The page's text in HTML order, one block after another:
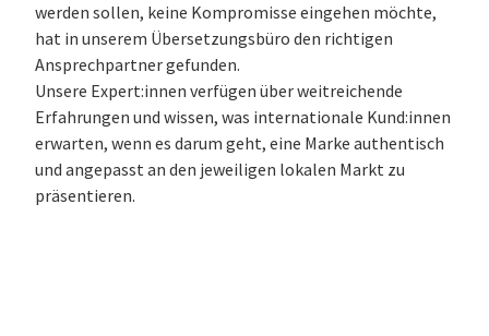
werden sollen, keine Kompromisse eingehen möchte,
hat in unserem Übersetzungsbüro den richtigen
Ansprechpartner gefunden.
Unsere Expert:innen verfügen über weitreichende
Erfahrungen und wissen, was internationale Kund:innen
erwarten, wenn es darum geht, eine Marke authentisch
und angepasst an den jeweiligen lokalen Markt zu
präsentieren.